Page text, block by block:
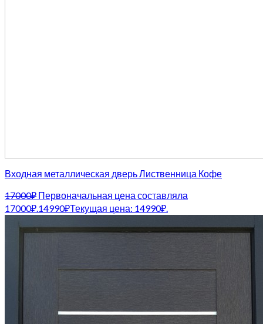
Входная металлическая дверь Лиственница Кофе
17000₽ Первоначальная цена составляла
17000₽.14990₽Текущая цена: 14990₽.